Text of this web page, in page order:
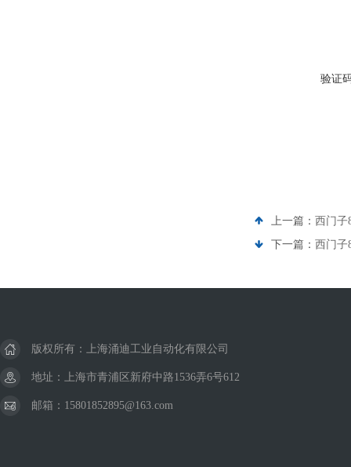
验证
上一篇： 西门子
下一篇： 西门子
版权所有：上海涌迪工业自动化有限公司
地址：上海市青浦区新府中路1536弄6号612
邮箱：15801852895@163.com